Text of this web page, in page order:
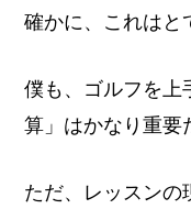
確かに、これはと
僕も、ゴルフを上
算」はかなり重要
ただ、レッスンの